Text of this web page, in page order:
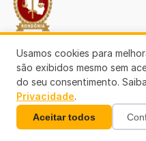
Ouvidoria MP-RO
Usamos cookies para
são exibidos mesmo sem
do seu consentimento.
Privacidade.
Aceitar todos